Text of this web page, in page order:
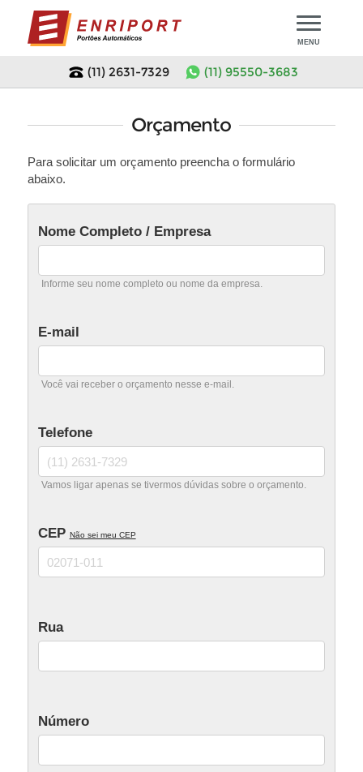
MENU
Portão de Madeira
Portão Deslizante
Portão Eletrônico
Motor Portão Basculante
Motor Portão Pivotante
Assistência Técnica
(11) 2631-7329 (11) 95550-3683
Orçamento
Para solicitar um orçamento preencha o formulário
abaixo.
Nome Completo / Empresa
Informe seu nome completo ou nome da empresa.
E-mail
Você vai receber o orçamento nesse e-mail.
Telefone
Vamos ligar apenas se tivermos dúvidas sobre o orçamento.
CEP Não sei meu CEP
Rua
Número